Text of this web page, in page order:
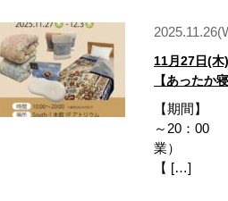
11月27日(
【あったか
【期間】
～20：00
【 […]